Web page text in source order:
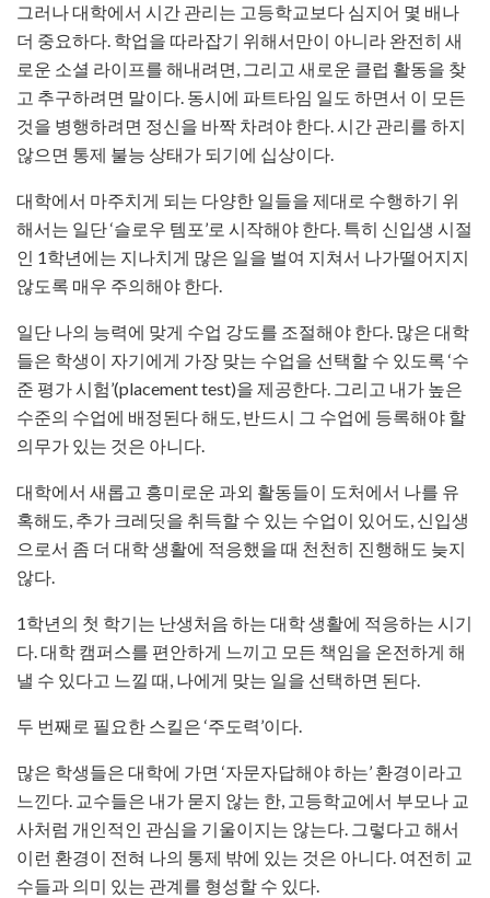
그러나 대학에서 시간 관리는 고등학교보다 심지어 몇 배나
더 중요하다. 학업을 따라잡기 위해서만이 아니라 완전히 새
로운 소셜 라이프를 해내려면, 그리고 새로운 클럽 활동을 찾
고 추구하려면 말이다. 동시에 파트타임 일도 하면서 이 모든
것을 병행하려면 정신을 바짝 차려야 한다. 시간 관리를 하지
않으면 통제 불능 상태가 되기에 십상이다.
대학에서 마주치게 되는 다양한 일들을 제대로 수행하기 위
해서는 일단 ‘슬로우 템포’로 시작해야 한다. 특히 신입생 시절
인 1학년에는 지나치게 많은 일을 벌여 지쳐서 나가떨어지지
않도록 매우 주의해야 한다.
일단 나의 능력에 맞게 수업 강도를 조절해야 한다. 많은 대학
들은 학생이 자기에게 가장 맞는 수업을 선택할 수 있도록 ‘수
준 평가 시험’(placement test)을 제공한다. 그리고 내가 높은
수준의 수업에 배정된다 해도, 반드시 그 수업에 등록해야 할
의무가 있는 것은 아니다.
대학에서 새롭고 흥미로운 과외 활동들이 도처에서 나를 유
혹해도, 추가 크레딧을 취득할 수 있는 수업이 있어도, 신입생
으로서 좀 더 대학 생활에 적응했을 때 천천히 진행해도 늦지
않다.
1학년의 첫 학기는 난생처음 하는 대학 생활에 적응하는 시기
다. 대학 캠퍼스를 편안하게 느끼고 모든 책임을 온전하게 해
낼 수 있다고 느낄 때, 나에게 맞는 일을 선택하면 된다.
두 번째로 필요한 스킬은 ‘주도력’이다.
많은 학생들은 대학에 가면 ‘자문자답해야 하는’ 환경이라고
느낀다. 교수들은 내가 묻지 않는 한, 고등학교에서 부모나 교
사처럼 개인적인 관심을 기울이지는 않는다. 그렇다고 해서
이런 환경이 전혀 나의 통제 밖에 있는 것은 아니다. 여전히 교
수들과 의미 있는 관계를 형성할 수 있다.